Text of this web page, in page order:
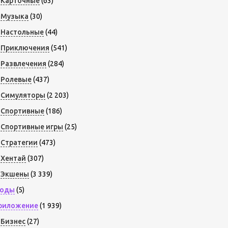
Музыка (30)
Настольные(44)
Приключения (541)
Развлечения (284)
Ролевые(437)
Симуляторы (2 203)
Спортивные(186)
Спортивные игры (25)
Стратегии (473)
Хентай (307)
Экшены (3 339)
(5)
(1 939)
Бизнес(27)